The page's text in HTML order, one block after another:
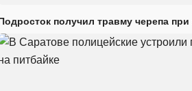
получил травму черепа